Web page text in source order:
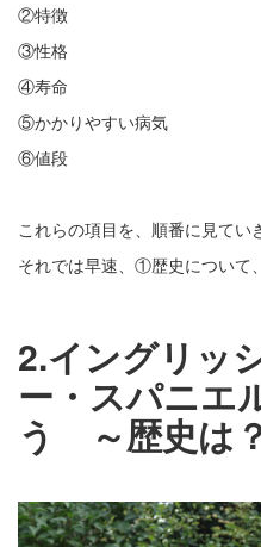
②特徴
③性格
④寿命
⑤かかりやすい病気
⑥値段
これらの項目を、順番に見てい
それでは早速、①歴史について
2.イングリッ
ー・スパニエ
う ～歴史は